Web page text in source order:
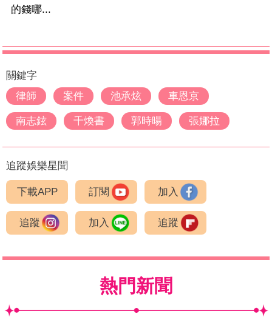
的錢哪...
關鍵字
律師
案件 池承炫 車恩京
南志鉉 千煥書 郭時暘 張娜拉
追蹤娛樂星聞
下載APP 訂閱 加入
追蹤 加入 追蹤
熱門新聞